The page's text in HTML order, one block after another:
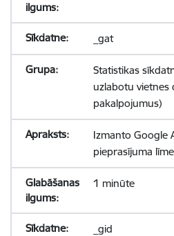
_gat
Statistikas
uzlabotu vietnes
pakalpojumus)
Izmanto Google
pieprasījuma
1 minūte
_gid